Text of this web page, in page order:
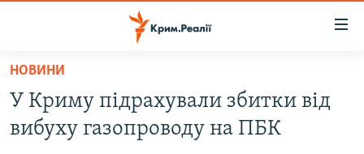
Перейти
основного
матеріалу
Перейти
ВОДА.КРИМ
ВІДЕО ТА ФОТО
НОВИНИ
У Криму підрахували збитки від
вибуху газопроводу на ПБК